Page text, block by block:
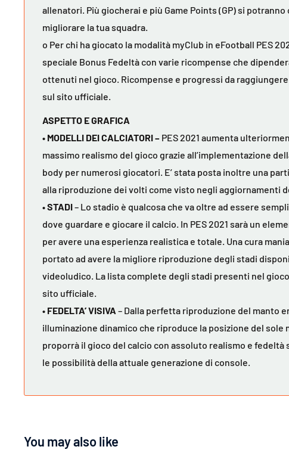
allenatori. Più giocherai e più Game Points (GP) si
migliorare la tua squadra.
o Per chi ha giocato la modalità myClub in eFootball PES
speciale Bonus Fedeltà con varie ricompense che
ottenuti nel gioco. Ricompense e progressi da
sul sito ufficiale.
ASPETTO E GRAFICA
• MODELLI DEI CALCIATORI – PES 2021 aumenta
massimo realismo del gioco grazie all’implementazione
body per numerosi giocatori. E’ stata posta inoltre una
alla riproduzione dei volti come visto negli aggiornamenti
• STADI– Lo stadio è qualcosa che va oltre ad essere
dove guardare e giocare il calcio. In PES 2021 sarà un
per avere una esperienza realistica e totale. Una cura
portato ad avere la migliore riproduzione degli stadi
videoludico. La lista complete degli stadi presenti nel
sito ufficiale.
• FEDELTA’ VISIVA – Dalla perfetta riproduzione del manto
illuminazione dinamico che riproduce la posizione del sole
proporrà il gioco del calcio con assoluto realismo e fedeltà
le possibilità della attuale generazione di console.
You may also like